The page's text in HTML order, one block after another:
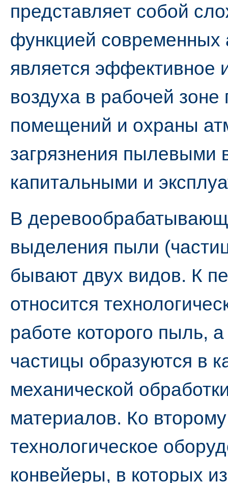
представляет собой
функцией современных
является эффективное
воздуха в рабочей
помещений и охраны
загрязнения
капитальными и
В
выделения пыли
бывают двух видов. К
относится
работе которого пыль,
частицы образуются в
механической
материалов. Ко
технологическое
конвейеры, в которых